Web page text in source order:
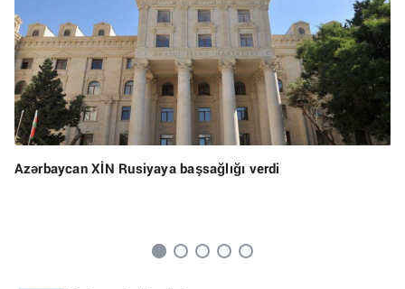
Azərbaycan XİN Rusiyaya başsağlığı verdi